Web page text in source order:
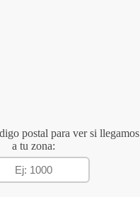
postal para ver si llegamos
a tu zona: